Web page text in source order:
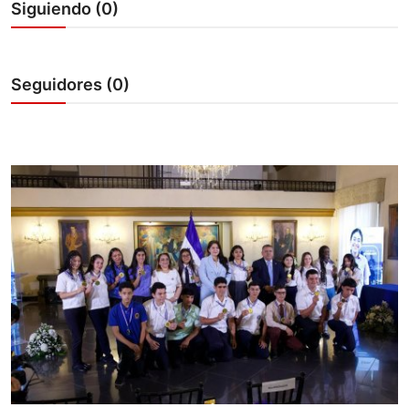
Sociales
Gobierno
Siguiendo (0)
Seguidores (0)